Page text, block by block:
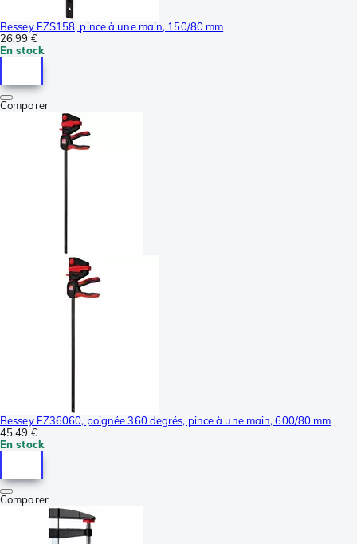
Bessey EZS158, pince à une main, 150/80 mm
26,99 €
En stock
Comparer
Bessey EZ36060, poignée 360 degrés, pince à une main, 600/80 mm
45,49 €
En stock
Comparer